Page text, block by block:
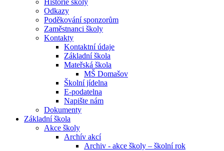
Historie školy
Odkazy
Poděkování sponzorům
Zaměstnanci školy
Kontakty
Kontaktní údaje
Základní škola
Mateřská škola
MŠ Domašov
Školní jídelna
E-podatelna
Napište nám
Dokumenty
Základní škola
Akce školy
Archív akcí
Archiv - akce školy – školní rok